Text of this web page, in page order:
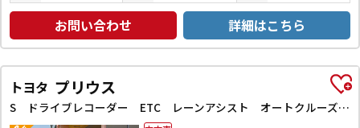
お問い合わせ 詳細はこちら
トヨタ プリウス
S ドライブレコーダー ETC レーンアシスト オートクルーズコントロール バックカメラ ナビ TV アルミホイール オートマチックハイビーム LEDヘッドランプ CVT スマートキー 電動格納ミラー